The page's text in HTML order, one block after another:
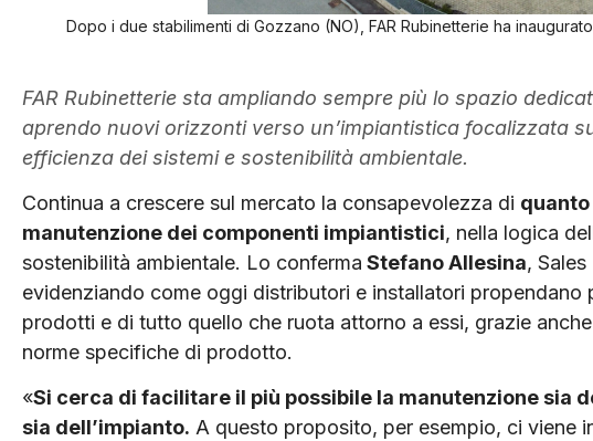
Dopo i due stabilimenti di Gozzano (NO), FAR Rubinetterie ha
FAR Rubinetterie sta ampliando sempre più lo spazio
aprendo nuovi orizzonti verso un’impiantistica focalizzata
efficienza dei sistemi e sostenibilità ambientale.
Continua a crescere sul mercato la consapevolezza di
manutenzione dei componenti impiantistici, nella logica
sostenibilità ambientale. Lo conferma Stefano Allesina,
evidenziando come oggi distributori e installatori propendano
prodotti e di tutto quello che ruota attorno a essi, grazie
norme specifiche di prodotto.
«Si cerca di facilitare il più possibile la manutenzione sia
sia dell’impianto. A questo proposito, per esempio, ci viene